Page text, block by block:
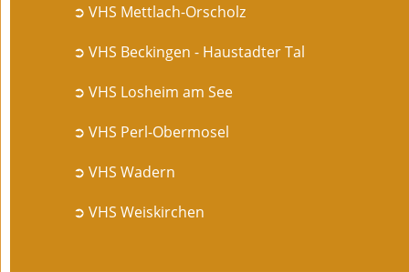
➲ VHS Mettlach-Orscholz
➲ VHS Beckingen - Haustadter Tal
➲ VHS Losheim am See
➲ VHS Perl-Obermosel
➲ VHS Wadern
➲ VHS Weiskirchen